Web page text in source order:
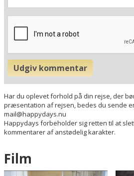
Din adresse
Beregn rute
Hotellets GPS-koordinater
E 008&deg; 30.180'
N 45&deg; 54.492'
Udgiv kommentar
Har du oplevet forhold på din rejse, der
præsentation af rejsen, bedes du sende
mail@happydays.nu
Happydays forbeholder sig retten til at
kommentarer af anstødelig karakter.
Film